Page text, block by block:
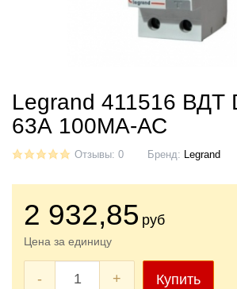
Legrand 411516 ВДТ
63А 100МА-АС
Отзывы: 0 Бренд: Legrand
2 932,85 руб
Цена за единицу
- + Купить